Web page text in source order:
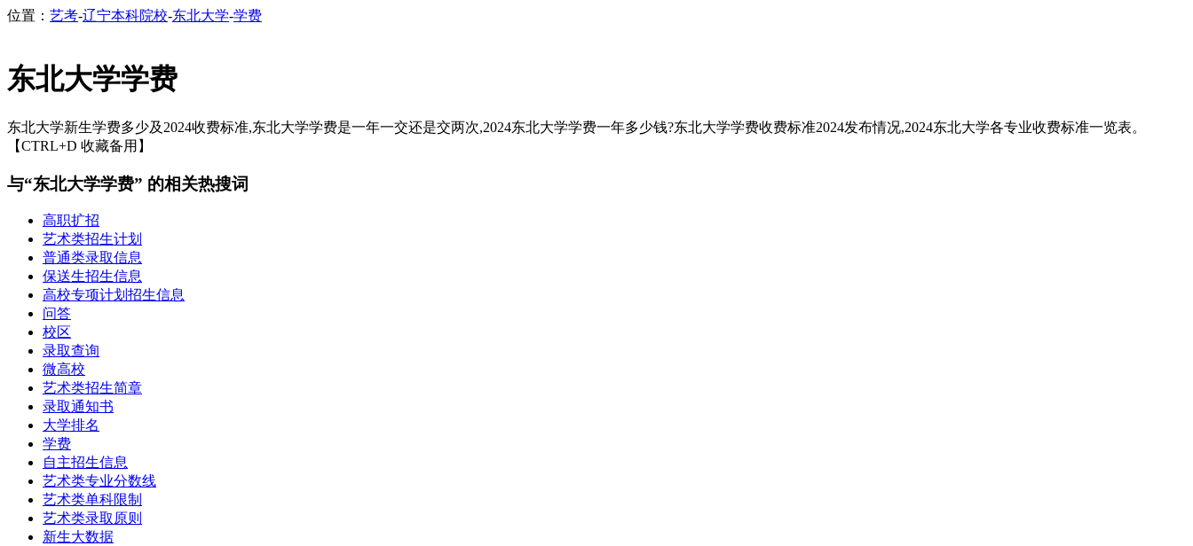
位置： 艺考-辽宁本科院校-东北大学-学费
东北大学学费
东北大学新生学费多少及2024收费标准,东北大学学费是一年一交还是交两次,2024东北大学学费一年多少钱?东北大学学费收费标准2024发布情况,2024东北大学各专业收费标准一览表。
【CTRL+D 收藏备用】
与“东北大学学费” 的相关热搜词
高职扩招
艺术类招生计划
普通类录取信息
保送生招生信息
高校专项计划招生信息
问答
校区
录取查询
微高校
艺术类招生简章
录取通知书
大学排名
学费
自主招生信息
艺术类专业分数线
艺术类单科限制
艺术类录取原则
新生大数据